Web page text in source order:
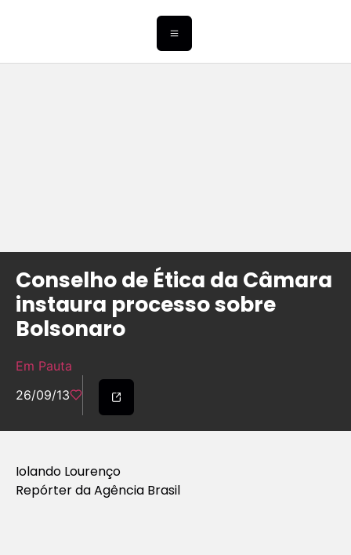
Conselho de Ética da Câmara
instaura processo sobre
Bolsonaro
Em Pauta
26/09/13
Iolando Lourenço
Repórter da Agência Brasil